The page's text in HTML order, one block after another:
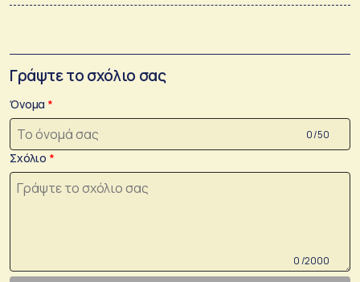
Γράψτε το σχόλιο σας
Όνομα
0 /50
Σχόλιο
0 /2000